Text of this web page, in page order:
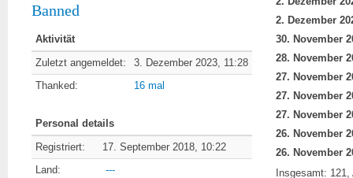
Banned
Aktivität
Zuletzt angemeldet:
3. Dezember 2023, 11:28
Thanked:
16 mal
Personal details
Registriert:
17. September 2018, 10:22
Land:
---
Insgesamt: